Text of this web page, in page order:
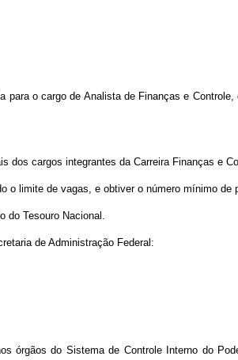
o cargo de Analista de Finanças e
dos cargos integrantes da Carreira Finanças e
o limite de vagas, e obtiver o número mínimo de
do Tesouro Nacional.
de Administração Federal:
órgãos do Sistema de Controle Interno do